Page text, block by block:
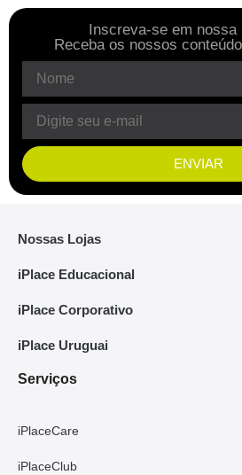
Inscreva-se em nossa
Receba os nossos
ENVIAR
Nossas Lojas
iPlace Educacional
iPlace Corporativo
iPlace Uruguai
Serviços
iPlaceCare
iPlaceClub